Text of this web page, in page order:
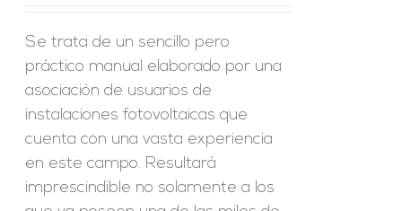
Se trata de un sencillo pero
práctico manual elaborado por una
asociación de usuarios de
instalaciones fotovoltaicas que
cuenta con una vasta experiencia
en este campo. Resultará
imprescindible no solamente a los